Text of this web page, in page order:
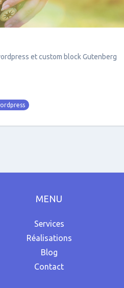
et custom block Gutenberg
MENU
Services
Réalisations
Blog
Contact